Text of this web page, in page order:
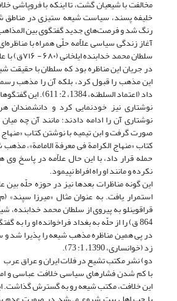
مخالفت با شیعیان گشت، تا اینکه با فروپاشی
خلیفه پسند، سیاست شیعه ستیزی در مناطق
رنگ شد و فرصت‌های جدید گفتگوی بین
آغاز زندگی سیاسی علاّمه حلّی همراه با
سلطان محمد
در جریان این مناظره بود که سلطان با حقیقت
این مذهب را قبول کرد، بلکه آن را مذهب
داد (اعتماد السلطنه،
نوشتاری نیز خودنمایی کرد و
نوشتاری آن را ادامه دادند؛ مانند آن چه
صورت گرفت و ابن تیمیه با نوشتن کتاب «منهاج
کتاب «منهاج الکرامة فی معرفة الامامة»،
حمله قرار داد، با این حال علاّمه در پاسخ
نکرده و مانند او راه افراط نپیمود.
این گونه مناظرات بعدها نیز در حوزه حلّه
قراقوینلو به پیروی از سلطان محمد
864 ق) را از حلّه به بغداد فراخوانده او را به
در پی همین مناظره مذهب شیعه را پذیرا شد و
زد (خوانساری، 1390، 1: 73).
دو) نشر مکتب تشیع در فلات ایران و عراق عرب
با کم شدن فشارهای سیاسی خلافت عباسی و
این خلافت، مکتب شیعه رو به گسترش گذاشت.